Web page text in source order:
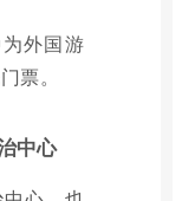
外国游
票。
中心